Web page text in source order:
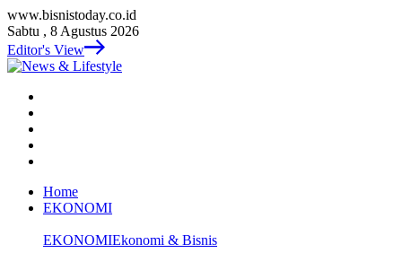
www.bisnistoday.co.id
Sabtu , 8 Agustus 2026
Editor's View
Home
EKONOMI
EKONOMIEkonomi & Bisnis